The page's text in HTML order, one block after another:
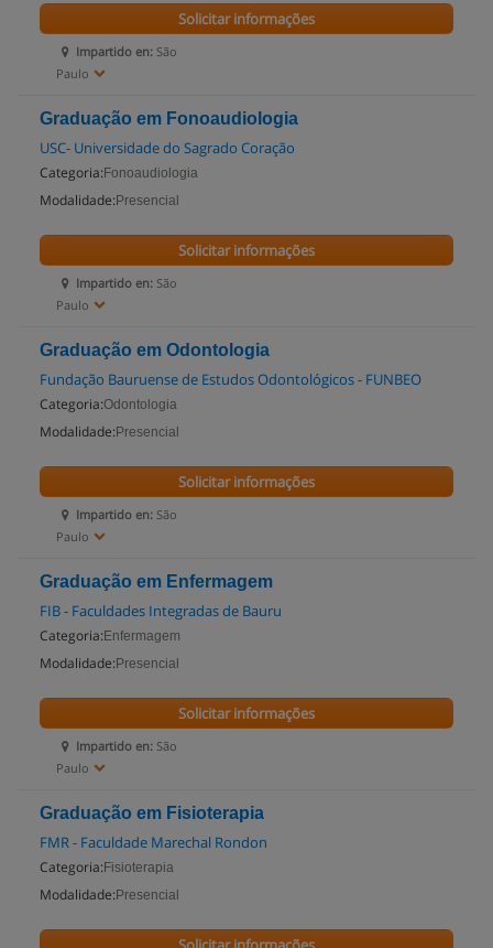
Impartido en: São
Paulo
Solicitar informações
Graduação em Fonoaudiologia
USC- Universidade do Sagrado Coração
Categoria: Fonoaudiologia
Modalidade: Presencial
Impartido en: São
Paulo
Solicitar informações
Graduação em Odontologia
Fundação Bauruense de Estudos Odontológicos - FUNBEO
Categoria:Odontologia
Modalidade: Presencial
Impartido en: São
Paulo
Solicitar informações
Graduação em Enfermagem
FIB - Faculdades Integradas de Bauru
Categoria: Enfermagem
Modalidade: Presencial
Impartido en: São
Paulo
Solicitar informações
Graduação em Fisioterapia
FMR - Faculdade Marechal Rondon
Categoria: Fisioterapia
Modalidade: Presencial